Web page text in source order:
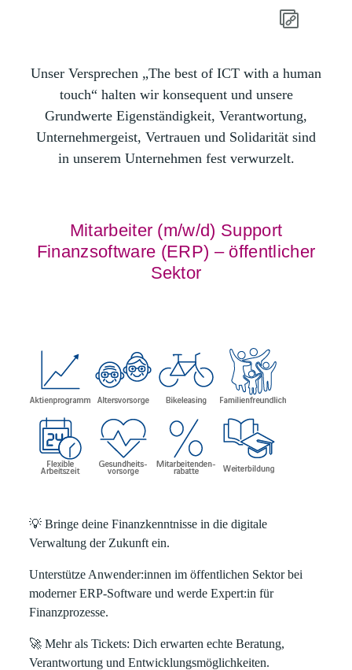
Unser Versprechen „The best of ICT with a human
touch“ halten wir konsequent und unsere
Grundwerte Eigenständigkeit, Verantwortung,
Unternehmergeist, Vertrauen und Solidarität sind
in unserem Unternehmen fest verwurzelt.
Mitarbeiter (m/w/d) Support
Finanzsoftware (ERP) – öffentlicher
Sektor
💡 Bringe deine Finanzkenntnisse in die digitale
Verwaltung der Zukunft ein.
Unterstütze Anwender:innen im öffentlichen Sektor bei
moderner ERP‑Software und werde Expert:in für
Finanzprozesse.
🚀 Mehr als Tickets: Dich erwarten echte Beratung,
Verantwortung und Entwicklungsmöglichkeiten.